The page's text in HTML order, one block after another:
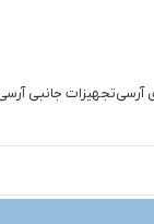
آرسیتجهیزات جانبی